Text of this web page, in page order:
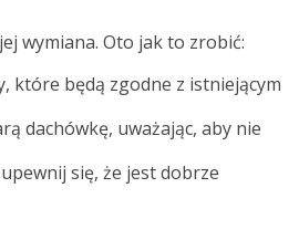
wymiana. Oto jak to zrobić:
które będą zgodne z istniejącym
dachówkę, uważając, aby nie
się, że jest dobrze